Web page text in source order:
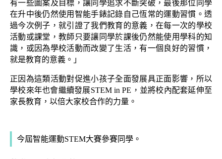
有一些圖案及目標，讓同學追求不斷突破，最後那位同學
在升中後仍然使用智能手錶記錄自己恆常的運動習慣。透
過今次例子，就引證了我們教育的意義，在每一次的學校
活動或課堂，教師只要讓同學於課後仍然能使用學科的知
識，或因為學校活動而改變了生活，有一個良好的習慣，
就是教育的意義。」
正因為這類活動對促進小孩子全面發展具正面影響，所以
學校來年也會繼續發展STEM in PE，並將校內配套延伸至
家長教育，以倍大家校合作的力量。
今屆智能運動STEM大賽參賽同學。